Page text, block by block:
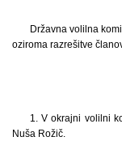
Državna volilna
oziroma razrešitve
1. V okrajni volilni
Nuša Rožič.